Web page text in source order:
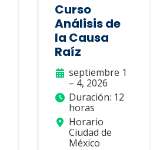
Curso
Análisis de
la Causa
Raíz
septiembre 1
– 4, 2026
Duración: 12
horas
Horario
Ciudad de
México